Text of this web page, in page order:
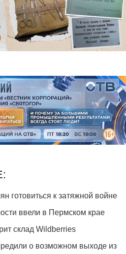
готовиться к затяжной войне
ввели в Пермском крае
склад Wildberries
о возможном выходе из